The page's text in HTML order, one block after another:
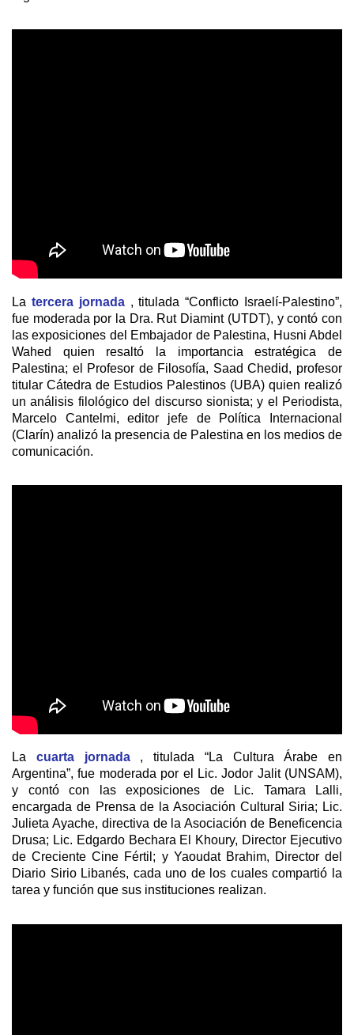
La tercera jornada, titulada “Conflicto Israelí-Palestino”,
fue moderada por la Dra. Rut Diamint (UTDT), y contó con
las exposiciones del Embajador de Palestina, Husni Abdel
Wahed quien resaltó la importancia estratégica de
Palestina; el Profesor de Filosofía, Saad Chedid, profesor
titular Cátedra de Estudios Palestinos (UBA) quien realizó
un análisis filológico del discurso sionista; y el Periodista,
Marcelo Cantelmi, editor jefe de Política Internacional
(Clarín) analizó la presencia de Palestina en los medios de
comunicación.
La cuarta jornada, titulada “La Cultura Árabe en
Argentina”, fue moderada por el Lic. Jodor Jalit (UNSAM),
y contó con las exposiciones de Lic. Tamara Lalli,
encargada de Prensa de la Asociación Cultural Siria; Lic.
Julieta Ayache, directiva de la Asociación de Beneficencia
Drusa; Lic. Edgardo Bechara El Khoury, Director Ejecutivo
de Creciente Cine Fértil; y Yaoudat Brahim, Director del
Diario Sirio Libanés, cada uno de los cuales compartió la
tarea y función que sus instituciones realizan.